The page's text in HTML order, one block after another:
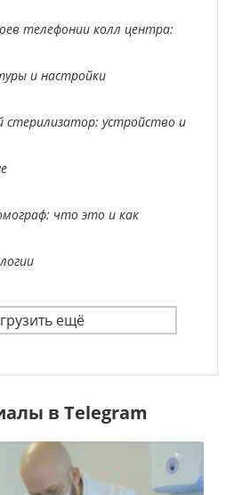
телефонии колл центра:
и настройки
стерилизатор: устройство и
что это и как
ещё
в Telegram